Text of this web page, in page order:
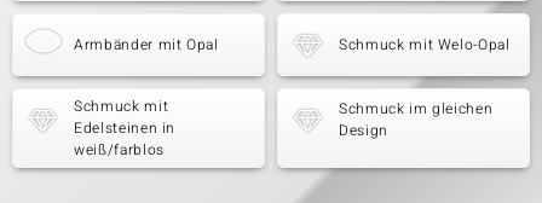
Armbänder mit Opal Schmuck mit Welo-Opal
Schmuck mit
Edelsteinen in
weiß/farblos
Schmuck im gleichen
Design